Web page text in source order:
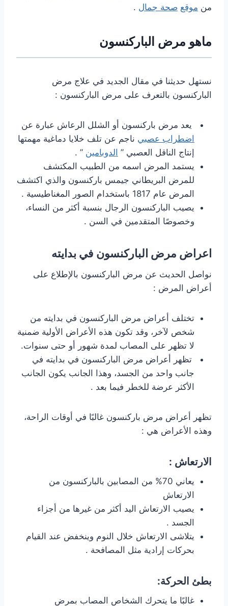
من موقع صحة جمال .
ماهو مرض الباركنسون
نستهل حديثنا في مقال الجديد في علاج مرض
الباركنسون بالتعرف على مرض الباركنسون :
يعد مرض باركنسون أو الشلل الرعاش عبارة عن
اضطراب عصبي ناجم عن تلف خلايا دماغية مهمتها
إنتاج الناقل العصبي ” الدوبامين ” .
يستمد المرض اسمه من الطبيب المكتشف
للمرض البريطاني جيمس باركنسون والذي اكتشف
المرض عام 1817 باستخدام الصور المغناطيسية .
يصيب الباركنسون الرجال بنسبة أكثر من النساء،
وخصوصًا المتقدمين في السن .
اعراض مرض الباركنسون في بدايته
نواصل الحديث عن مرض الباركنسون بالإطلاع على
أعراض المرض :
تختلف أعراض مرض الباركنسون في بدايته من
شخص لآخر، وقد تكون هذه الأعراض الأولية ضمنية
لا تظهر على المصاب لمدة شهور أو حتى سنوات.
تظهر أعراض مرض الباركنسون في بدايته في
جانب واحد من الجسد، وهذا الجانب يكون الجانب
الأكثر عرضة للخطر فيما بعد .
تظهر أعراض مرض باركنسون غالبًا في أوقات الراحة،
وهذه الأعراض هي :
الارتعاش :
يعاني 70% من المصابين بالباركنسون من
الارتعاش
يصيب الارتعاش اليد أكثر من غيرها من أجزاء
الجسد .
يتلاشى الارتعاش خلال النوم وينخفض عند القيام
بحركات إرادية مثل المصافحة .
بطئ الحركة:
غالبًا ما يتحرك الشخاص المصاب بمرض